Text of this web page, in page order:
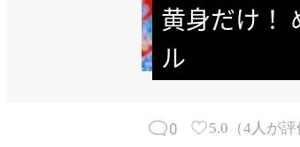
黄身だけ！
ル
0 5.0 （4 人が評